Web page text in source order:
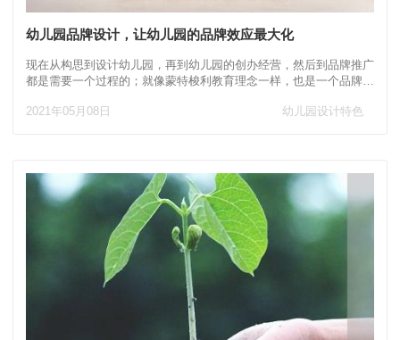
幼儿园品牌设计，让幼儿园的品牌效应最大化
现在从构思到设计幼儿园，再到幼儿园的创办经营，然后到品牌推广
都是需要一个过程的；就像蒙特梭利教育理念一样，也是一个品牌的
2021年05月08日
幼儿园设计特色